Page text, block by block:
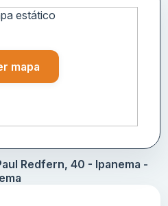
mapa
Redfern, 40 - Ipanema -